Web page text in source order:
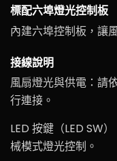
標配六埠燈光控制板
內建六埠控制板，讓
接線說明
風扇燈光與供電：請
行連接。
LED 按鍵（LED SW
械模式燈光控制。